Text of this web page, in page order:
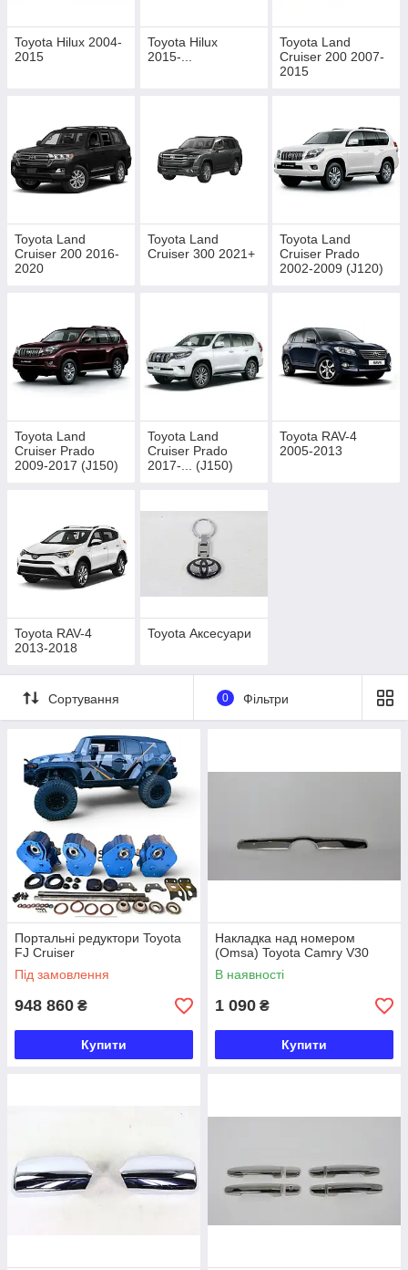
Toyota Hilux 2004-
2015
Toyota Hilux
2015-...
Toyota Land
Cruiser 200 2007-
2015
Toyota Land
Cruiser 200 2016-
2020
Toyota Land
Cruiser 300 2021+
Toyota Land
Cruiser Prado
2002-2009 (J120)
Toyota Land
Cruiser Prado
2009-2017 (J150)
Toyota Land
Cruiser Prado
2017-... (J150)
Toyota RAV-4
2005-2013
Toyota RAV-4
2013-2018
Toyota Аксесуари
Сортування 0 Фільтри
Портальні редуктори Toyota
FJ Cruiser
Під замовлення
948 860 ₴
Купити
Накладка над номером
(Omsa) Toyota Camry V30
В наявності
1 090 ₴
Купити